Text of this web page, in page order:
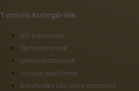
Termék kategóriák:
Női parfümök
Férfi parfümök
Unisex parfümök
Utazási parfümök
Borotválkozás utáni arcszesz